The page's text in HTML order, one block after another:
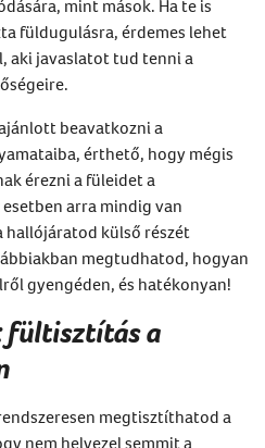
mint mások. Ha te is
füldugulásra, érdemes lehet
aki javaslatot tud tenni a
beavatkozni a
érthető, hogy mégis
érezni a füleidet a
arra mindig van
hallójáratod külső részét
megtudhatod, hogyan
gyengéden, és hatékonyan!
fültisztítás a
megtisztíthatod a
nem helyezel semmit a